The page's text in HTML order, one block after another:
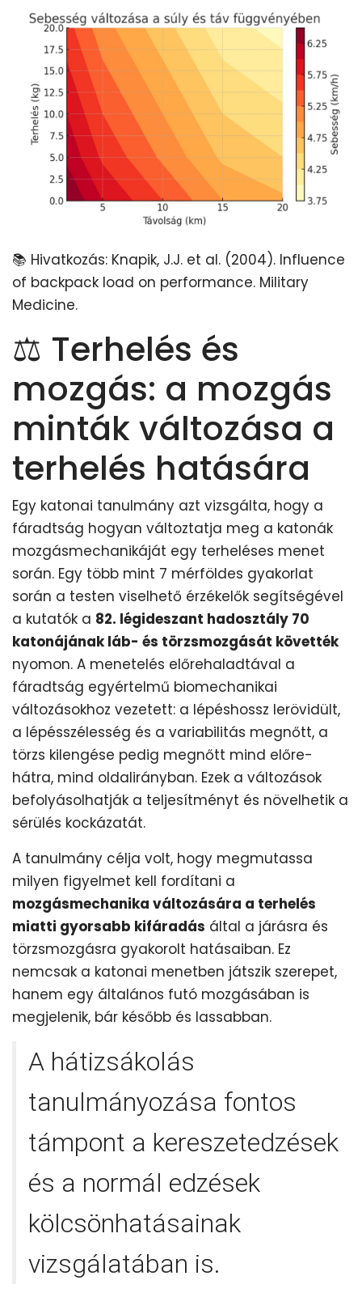
📚 Hivatkozás: Knapik, J.J. et al. (2004). Influence
of backpack load on performance. Military
Medicine.
⚖️ Terhelés és
mozgás: a mozgás
minták változása a
terhelés hatására
Egy katonai tanulmány azt vizsgálta, hogy a
fáradtság hogyan változtatja meg a katonák
mozgásmechanikáját egy terheléses menet
során. Egy több mint 7 mérföldes gyakorlat
során a testen viselhető érzékelők segítségével
a kutatók a 82. légideszant hadosztály 70
katonájának láb- és törzsmozgását követték
nyomon. A menetelés előrehaladtával a
fáradtság egyértelmű biomechanikai
változásokhoz vezetett: a lépéshossz lerövidült,
a lépésszélesség és a variabilitás megnőtt, a
törzs kilengése pedig megnőtt mind előre-
hátra, mind oldalirányban. Ezek a változások
befolyásolhatják a teljesítményt és növelhetik a
sérülés kockázatát.
A tanulmány célja volt, hogy megmutassa
milyen figyelmet kell fordítani a
mozgásmechanika változására a terhelés
miatti gyorsabb kifáradás által a járásra és
törzsmozgásra gyakorolt ​​hatásaiban. Ez
nemcsak a katonai menetben játszik szerepet,
hanem egy általános futó mozgásában is
megjelenik, bár később és lassabban.
A hátizsákolás
tanulmányozása fontos
támpont a kereszetedzések
és a normál edzések
kölcsönhatásainak
vizsgálatában is.